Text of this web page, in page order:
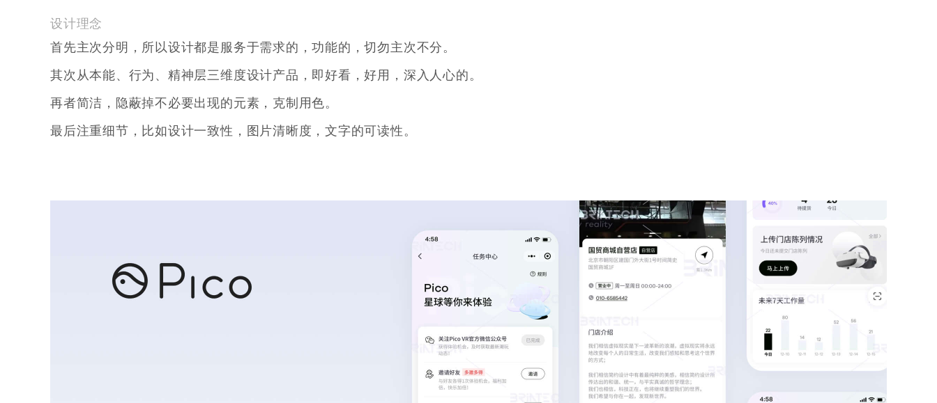
设计理念
首先主次分明，所以设计都是服务于需求的，功能的，切勿主次不分。
其次从本能、行为、精神层三维度设计产品，即好看，好用，深入人心的。
再者简洁，隐蔽掉不必要出现的元素，克制用色。
最后注重细节，比如设计一致性，图片清晰度，文字的可读性。